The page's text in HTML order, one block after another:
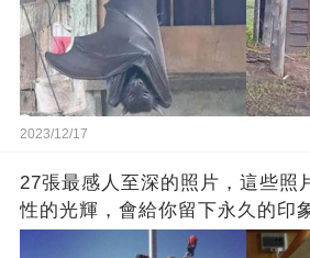
2023/12/17
27張最感人至深的照片，這些照
性的光輝，會給你留下永久的印